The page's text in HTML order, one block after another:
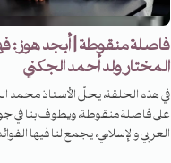
فاصلة منقوطة | أبجد هوز:
المختار ولد أحمد الجكني
في هذه الحلقة، يحلّ الأستاذ محمد
على فاصلة منقوطة، ويطوف بنا في
العربي والإسلامي، يجمع لنا فيها